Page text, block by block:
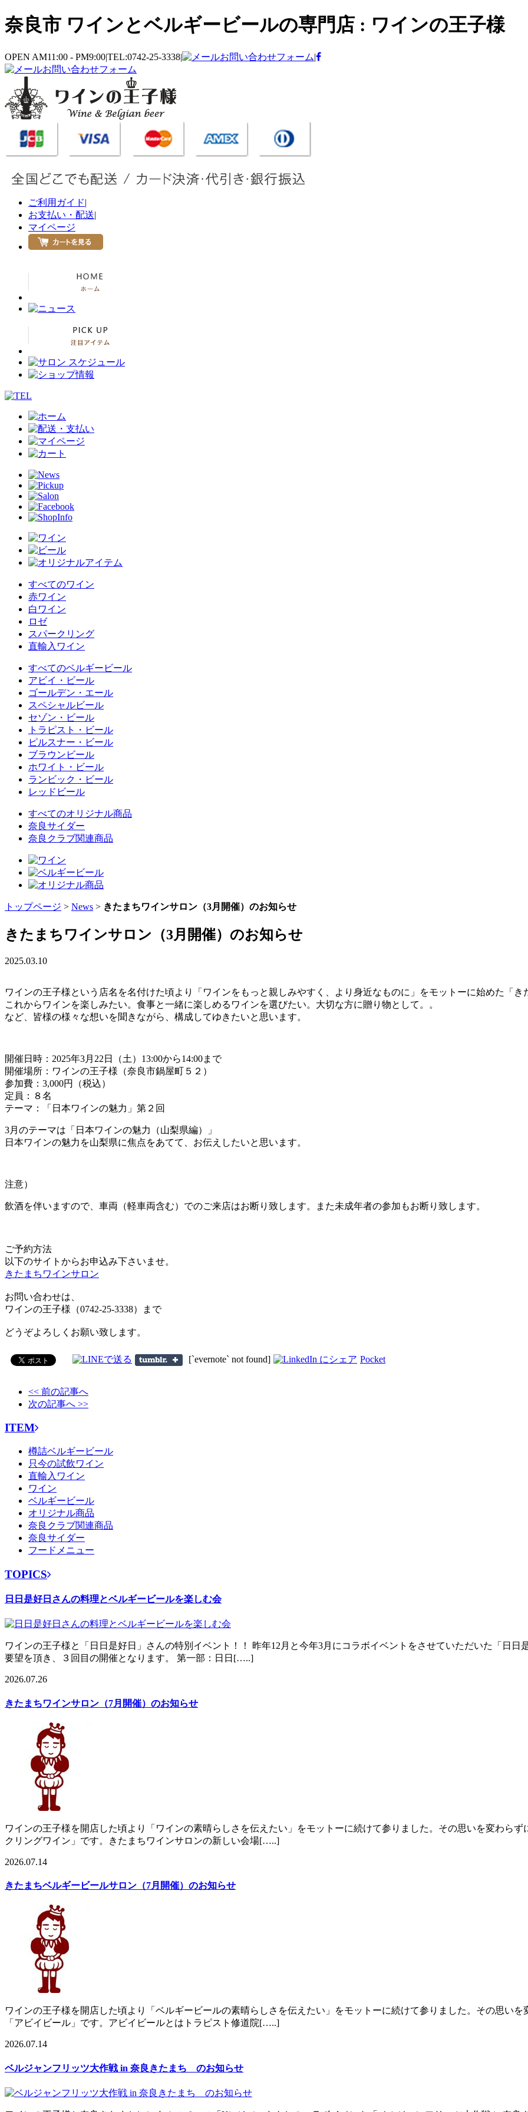
奈良市 ワインとベルギービールの専門店 : ワインの王子様
OPEN AM11:00 - PM9:00|TEL:0742-25-3338| お問い合わせフォーム|
お問い合わせフォーム
ご利用ガイド|
お支払い・配送|
マイページ
すべてのワイン
赤ワイン
白ワイン
ロゼ
スパークリング
直輸入ワイン
すべてのベルギービール
アビイ・ビール
ゴールデン・エール
スペシャルビール
セゾン・ビール
トラピスト・ビール
ピルスナー・ビール
ブラウンビール
ホワイト・ビール
ランビック・ビール
レッドビール
すべてのオリジナル商品
奈良サイダー
奈良クラブ関連商品
トップページ > News > きたまちワインサロン（3月開催）のお知らせ
きたまちワインサロン（3月開催）のお知らせ
2025.03.10
ワインの王子様という店名を名付けた頃より「ワインをもっと親しみやすく、より身近なものに」をモットーに始めた「き
これからワインを楽しみたい。食事と一緒に楽しめるワインを選びたい。大切な方に贈り物として。。
など、皆様の様々な想いを聞きながら、構成してゆきたいと思います。
開催日時：2025年3月22日（土）13:00から14:00まで
開催場所：ワインの王子様（奈良市鍋屋町５２）
参加費：3,000円（税込）
定員：８名
テーマ：「日本ワインの魅力」第２回
3月のテーマは「日本ワインの魅力（山梨県編）」
日本ワインの魅力を山梨県に焦点をあてて、お伝えしたいと思います。
注意）
飲酒を伴いますので、車両（軽車両含む）でのご来店はお断り致します。また未成年者の参加もお断り致します。
ご予約方法
以下のサイトからお申込み下さいませ。
きたまちワインサロン
お問い合わせは、
ワインの王子様（0742-25-3338）まで
どうぞよろしくお願い致します。
[`evernote` not found] Pocket
<< 前の記事へ
次の記事へ >>
ITEM
樽詰ベルギービール
只今の試飲ワイン
直輸入ワイン
ワイン
ベルギービール
オリジナル商品
奈良クラブ関連商品
奈良サイダー
フードメニュー
TOPICS
日日是好日さんの料理とベルギービールを楽しむ会
ワインの王子様と「日日是好日」さんの特別イベント！！ 昨年12月と今年3月にコラボイベントをさせていただいた「日
要望を頂き、３回目の開催となります。 第一部：日日[…..]
2026.07.26
きたまちワインサロン（7月開催）のお知らせ
ワインの王子様を開店した頃より「ワインの素晴らしさを伝えたい」をモットーに続けて参りました。その思いを変わら
クリングワイン」です。きたまちワインサロンの新しい会場[…..]
2026.07.14
きたまちベルギービールサロン（7月開催）のお知らせ
ワインの王子様を開店した頃より「ベルギービールの素晴らしさを伝えたい」をモットーに続けて参りました。その思い
「アビイビール」です。アビイビールとはトラピスト修道院[…..]
2026.07.14
ベルジャンフリッツ大作戦 in 奈良きたまち のお知らせ